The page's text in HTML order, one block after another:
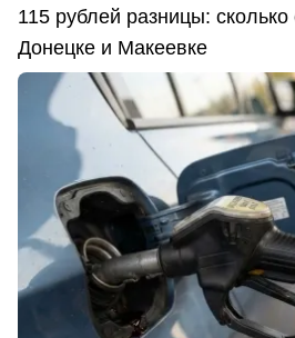
115 рублей разницы: сколько
Донецке и Макеевке